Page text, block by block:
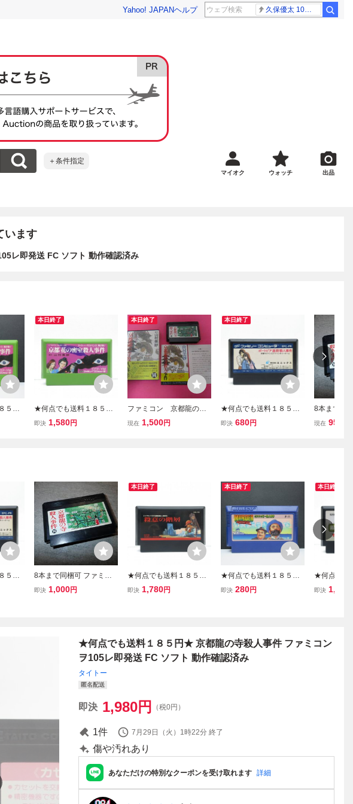
Yahoo! JAPANヘルプ 久保優太 10代女性
＋条件指定
マイオク ウォッチ 出品
います
レ即発送 FC ソフト 動作確認済み
５円
ス 京
本日終了
★何点でも送料１８５円
★ 山村美紗サスペンス 京
即決 1,580円
本日終了
ファミコン 京都龍の寺
殺人事件 箱 説明書付
現在 1,500円
本日終了
★何点でも送料１８５円
★ ポートピア連続殺人事
即決 680円
8本まで同
ン FC 京都
現在 950
５円
人事
8本まで同梱可 ファミコ
ン FC 京都龍の寺殺人事
即決 1,000円
本日終了
★何点でも送料１８５円
★ 殺意の階層 ソフトハウ
即決 1,780円
本日終了
★何点でも送料１８５円
★ ミシシッピー殺人事件
即決 280円
本日終了
★何点でも
★ 名探偵ホ
即決 1,980
★何点でも送料１８５円★ 京都龍の寺殺人事件 ファミコン
ヲ105レ即発送 FC ソフト 動作確認済み
タイトー
匿名配送
即決 1,980円 （税0円）
1件 7月29日（火）1時22分 終了
傷や汚れあり
あなただけの特別なクーポンを受け取れます 詳細